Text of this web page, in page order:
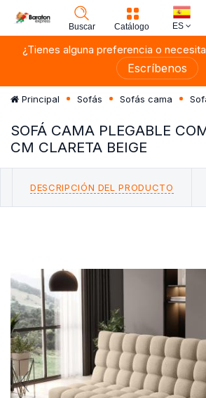
Buscar Catálogo ES
¿Tienes alguna preferencia o
Escríbenos
Principal Sofás Sofás cama
SOFÁ CAMA PLEGABLE
CM CLARETA BEIGE
DESCRIPCIÓN DEL PRODUCTO